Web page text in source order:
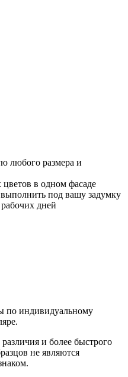
любого размера и
в одном фасаде
под вашу задумку
дней
по индивидуальному
и более быстрого
не являются